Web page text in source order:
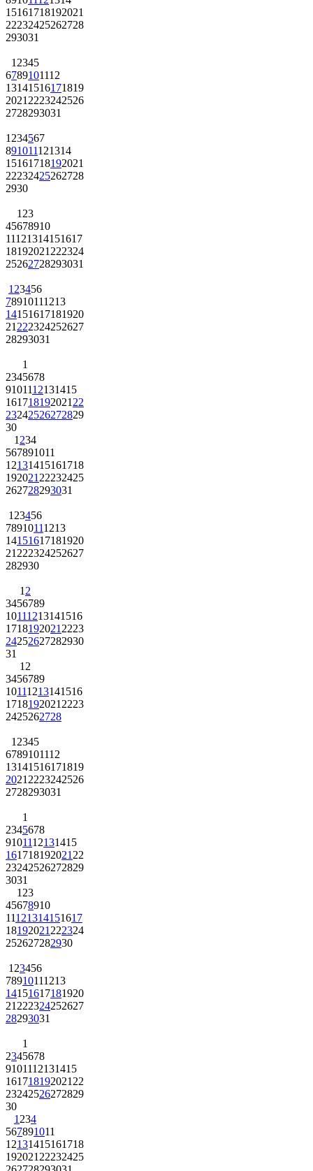
15161718192021
22232425262728
293031
1 2345
6789101112
13141516171819
2021 2223242526
2728293031
1 234567
891011121314
15161718192021
22232425262728
2930
1 23
45678910
11121314151617
18192021 222324
25262728293031
1 23456
78910111213
14151617181920
21 222324252627
28293031
1
2345678
9101112131415
161718192021 22
23242526272829
30
1 234
567891011
12131415161718
192021 22232425
262728293031
1 23456
78910111213
14151617181920
21 222324252627
282930
1 2
3456789
10111213141516
1718192021 2223
24252627282930
31
1 2
3456789
10111213141516
1718192021 2223
2425262728
1 2345
6789101112
13141516171819
2021 2223242526
2728293031
1
2345678
9101112131415
161718192021 22
23242526272829
3031
1 23
45678910
11121314151617
18192021 222324
252627282930
1 23456
78910111213
14151617181920
21 222324252627
28293031
1
2345678
9101112131415
161718192021 22
23242526272829
30
1 234
567891011
12131415161718
192021 22232425